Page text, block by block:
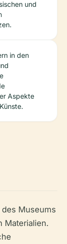
und
in den
Aspekte
Museums
Materialien.